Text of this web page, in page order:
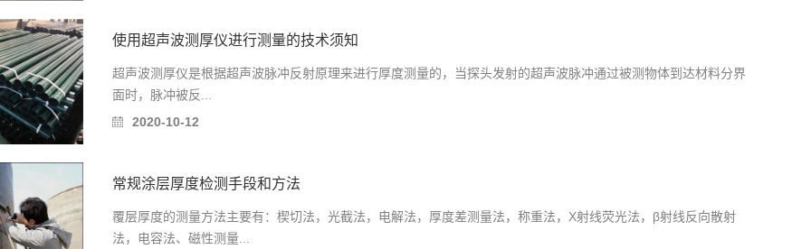
使用超声波测厚仪进行测量的技术须知
超声波测厚仪是根据超声波脉冲反射原理来进行厚度测量的，当探头发射的超声波脉冲通过被测物体到达材料分界
面时，脉冲被反...
2020-10-12
常规涂层厚度检测手段和方法
覆层厚度的测量方法主要有：楔切法，光截法，电解法，厚度差测量法，称重法，X射线荧光法，β射线反向散射
法，电容法、磁性测量...